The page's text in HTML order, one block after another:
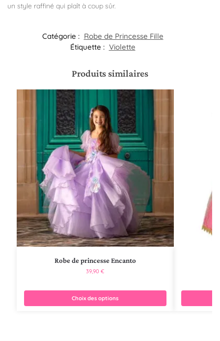
un style raffiné qui plaît à coup sûr.
Catégorie : Robe de Princesse Fille
Étiquette : Violette
Produits similaires
Robe de princesse Encanto
39,90€
Choix des options